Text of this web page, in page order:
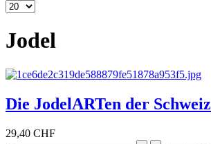
Jodel
Die JodelARTen der Schweiz
29,40 CHF